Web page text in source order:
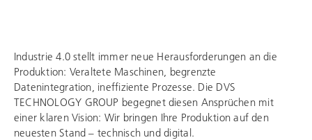
Industrie 4.0 stellt immer neue Herausforderungen an die
Produktion: Veraltete Maschinen, begrenzte
Datenintegration, ineffiziente Prozesse. Die DVS
TECHNOLOGY GROUP begegnet diesen Ansprüchen mit
einer klaren Vision: Wir bringen Ihre Produktion auf den
neuesten Stand – technisch und digital.